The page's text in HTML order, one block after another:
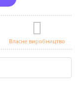
Власне виробництво